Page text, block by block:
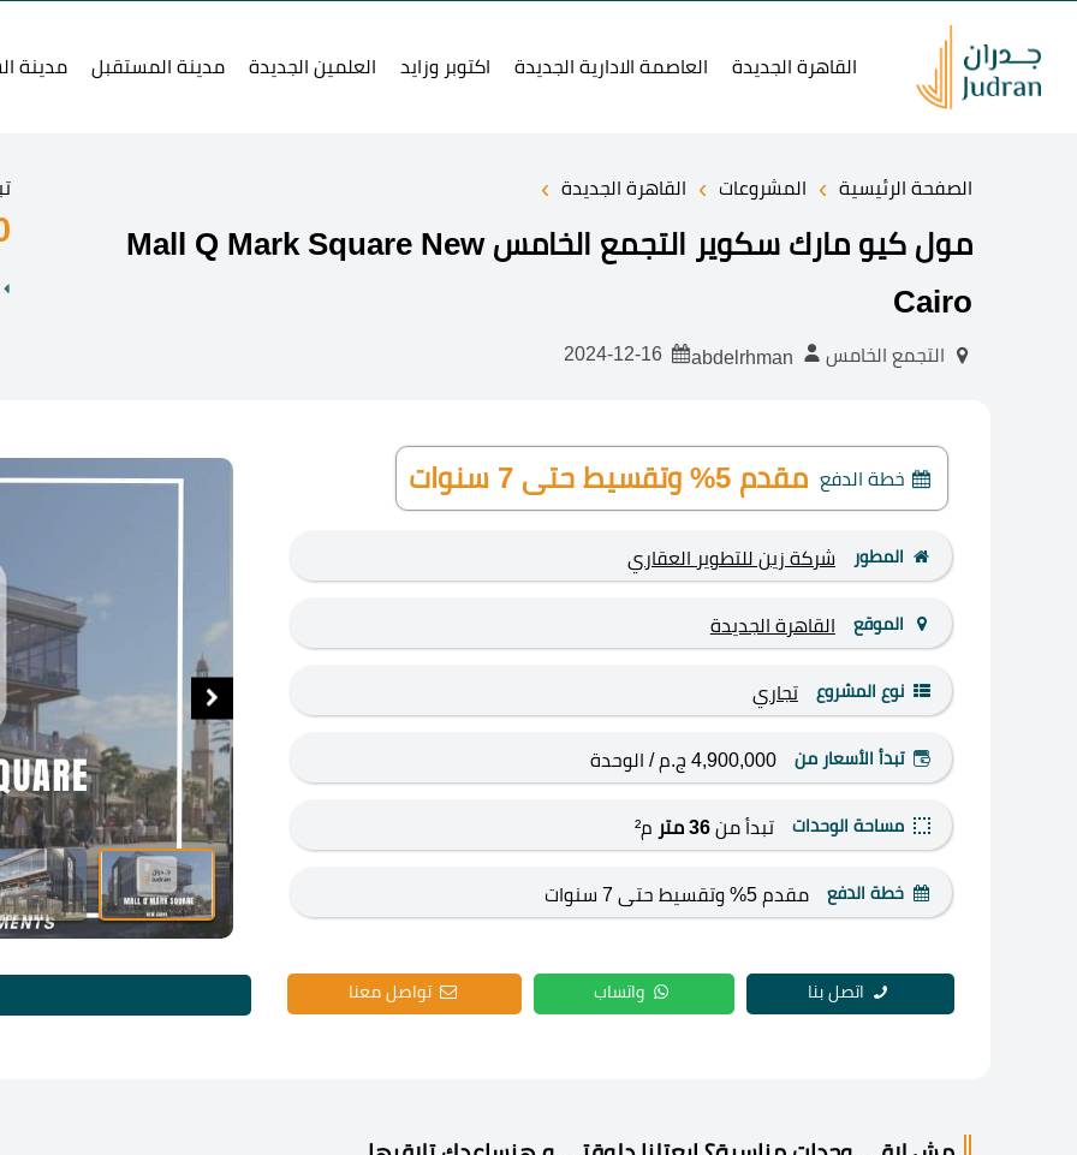
القاهرة الجديدة العاصمة الادارية الجديدة اكتوبر وزايد العلمين الجديدة مدينة المستقبل مدينة
الصفحة الرئيسية › المشروعات › القاهرة الجديدة ›
مول كيو مارك سكوير التجمع الخامس Mall Q Mark Square New
Cairo
التجمع الخامس
خطة الدفع مقدم 5% وتقسيط حتى 7 سنوات
المطور شركة زين للتطوير العقاري
الموقع القاهرة الجديدة
نوع المشروع تجاري
تبدأ الأسعار من 4,900,000 ج.م / الوحدة
مساحة الوحدات تبدأ من36 متر م²
خطة الدفع مقدم 5% وتقسيط حتى 7 سنوات
اتصل بنا واتساب تواصل معنا